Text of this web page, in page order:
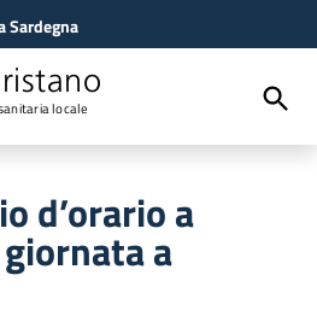
Sardegna
locale
d’orario a
a